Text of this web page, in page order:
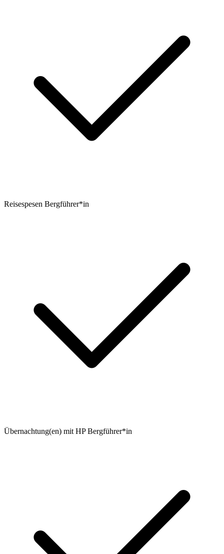
Reisespesen Bergführer*in
Übernachtung(en) mit HP Bergführer*in